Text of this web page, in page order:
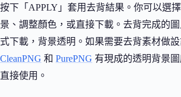
按下「APPLY」套用去背結果。你可以選
景、調整顏色，或直接下載。去背完成的
式下載，背景透明。如果需要去背素材做設
CleanPNG 和 PurePNG 有現成的透明背景
直接使用。